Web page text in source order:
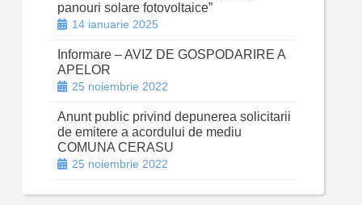
panouri solare fotovoltaice”
14 ianuarie 2025
Informare – AVIZ DE GOSPODARIRE A
APELOR
25 noiembrie 2022
Anunt public privind depunerea solicitarii
de emitere a acordului de mediu
COMUNA CERASU
25 noiembrie 2022